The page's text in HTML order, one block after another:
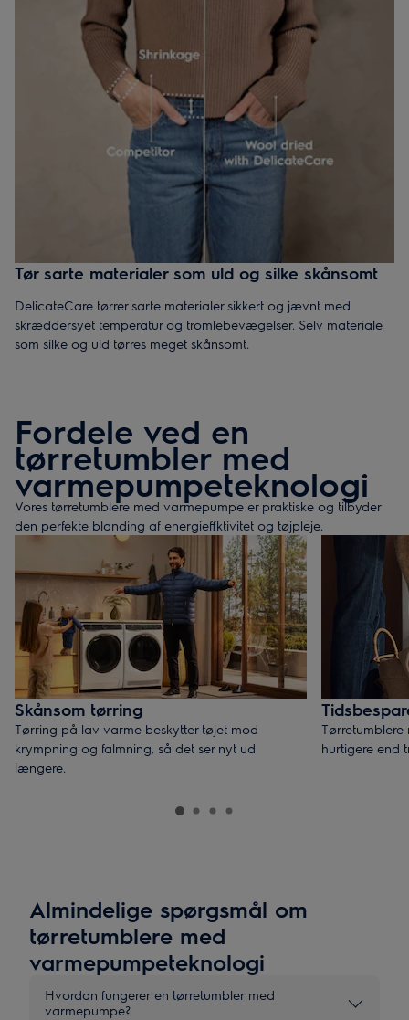
Tør sarte materialer som uld og silke skånsomt
DelicateCare tørrer sarte materialer sikkert og jævnt med
skræddersyet temperatur og tromlebevægelser. Selv materiale
som silke og uld tørres meget skånsomt.
Fordele ved en
tørretumbler med
varmepumpeteknologi
Vores tørretumblere med varmepumpe er praktiske og tilbyder
den perfekte blanding af energieffktivitet og tøjpleje.
Skånsom tørring
Tørring på lav varme beskytter tøjet mod
krympning og falmning, så det ser nyt ud
længere.
hurtigere end
Almindelige spørgsmål om
tørretumblere med
varmepumpeteknologi
Hvordan fungerer en tørretumbler med
varmepumpe?